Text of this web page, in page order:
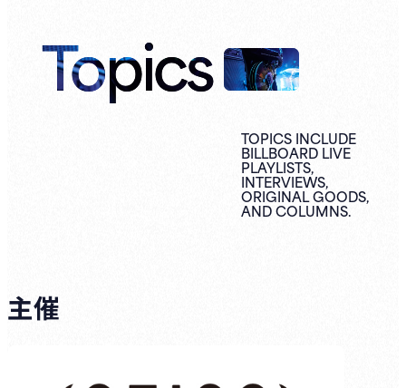
Topics
TOPICS INCLUDE
BILLBOARD LIVE
PLAYLISTS,
INTERVIEWS,
ORIGINALGOODS,
ANDCOLUMNS.
主催